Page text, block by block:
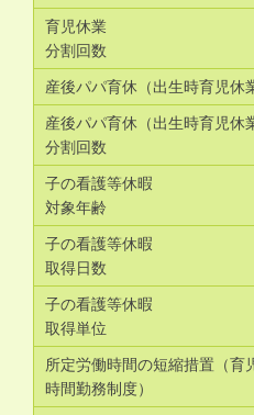
育児休業
分割回数
産後パパ育休（出生時育児休
産後パパ育休（出生時育児休
分割回数
子の看護等休暇
対象年齢
子の看護等休暇
取得日数
子の看護等休暇
取得単位
所定労働時間の短縮措置（育
時間勤務制度）